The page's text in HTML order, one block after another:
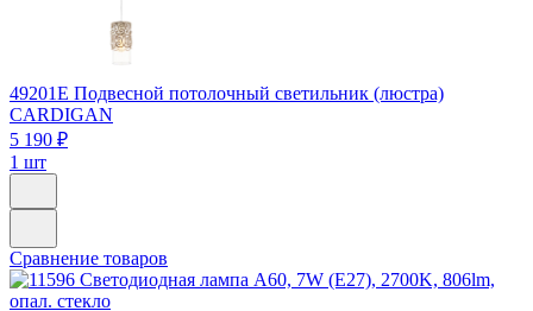
49201E Подвесной потолочный светильник (люстра)
CARDIGAN
5 190 ₽
1 шт
Сравнение товаров